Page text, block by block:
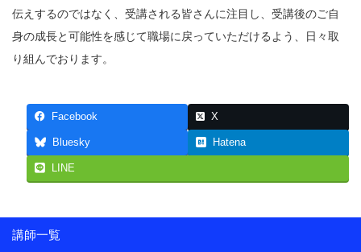
伝えするのではなく、受講される皆さんに注目し、受講後のご自
身の成長と可能性を感じて職場に戻っていただけるよう、日々取
り組んでおります。
Facebook X
Bluesky Hatena
LINE
講師一覧